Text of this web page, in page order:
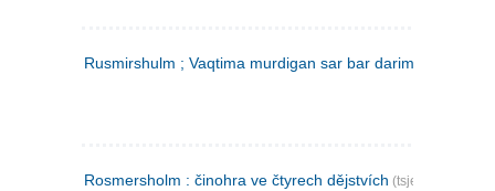
Rusmirshulm ; Vaqtima murdigan sar bar darim
Rosmersholm : činohra ve čtyrech dějstvích (tsjekkisk)